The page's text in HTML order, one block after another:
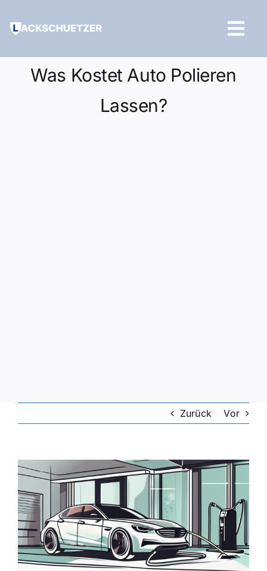
Inhalt
Was Kostet Auto Polieren
Lassen?
Zurück Vor
Zeige
grösseres
Bild